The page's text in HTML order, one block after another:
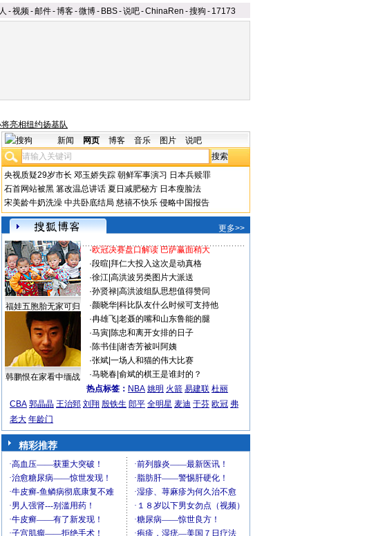
-视频-邮件-博客-微博- BBS-说吧-ChinaRen -搜狗 - 17173
亮相纽约扬基队
新闻 网页 博客 音乐 图片 说吧
央视质疑29岁市长 邓玉娇失踪 朝鲜军事演习 日本兵赎罪
石首网站被黑 篡改温总讲话 夏日减肥秘方 日本瘦脸法
宋美龄牛奶洗澡 中共卧底结局 慈禧不快乐 侵略中国报告
更多>>
福娃五胞胎无家可归
韩鹏恨在家看中缅战
·欧冠决赛盘口解读 巴萨赢面稍大
·段暄 拜仁大投入这次是动真格
·徐江| 高洪波另类图片大派送
·孙贤禄| 高洪波组队思想值得赞同
·颜晓华| 科比队友什么时候可支持他
·冉雄飞| 老聂的嘴和山东鲁能的腿
·马寅| 陈忠和离开女排的日子
·陈书佳| 谢杏芳被叫阿姨
·张斌| 一场人和猫的伟大比赛
·马晓春| 俞斌的棋王是谁封的？
热点标签： NBA 姚明 火箭 易建联 杜丽
CBA 郭晶晶 王治郅 刘翔 殷铁生 郎平 全明星 麦迪 于芬 欧冠 弗
老大 年龄门
精彩推荐